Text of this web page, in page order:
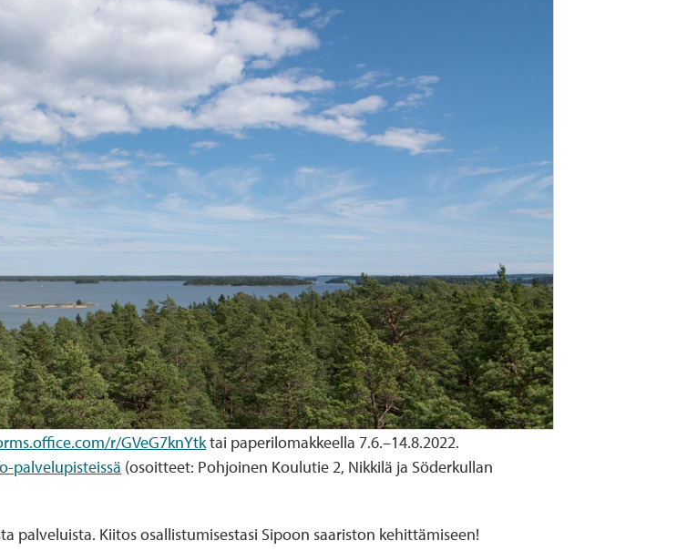
r/GVeG7knYtktai paperilomakkeella 7.6.–14.8.2022.
palvelupisteissä (osoitteet: Pohjoinen Koulutie 2, Nikkilä ja Söderkullan
Kiitos osallistumisestasi Sipoon saariston kehittämiseen!